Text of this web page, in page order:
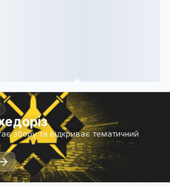
збору та відкриває тематичний